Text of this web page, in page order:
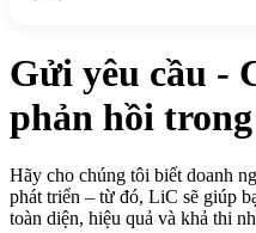
Gửi yêu cầu -
phản hồi
Hãy cho chúng tôi biết doanh
phát triển – từ đó, LiC sẽ giúp
toàn diện, hiệu quả và khả thi